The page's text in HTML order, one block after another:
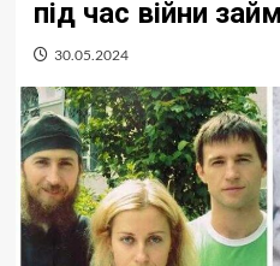
під час війни
30.05.2024